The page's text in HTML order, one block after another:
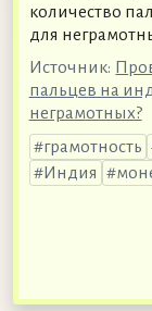
количество
для
Источник:
пальцев на
неграмотных?
грамотность
Индия